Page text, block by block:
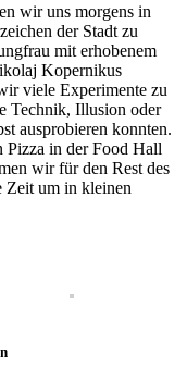
wir uns morgens in
der Stadt zu
mit erhobenem
Kopernikus
viele Experimente zu
Technik, Illusion oder
ausprobieren konnten.
Pizza in der Food Hall
wir für den Rest des
Zeit um in kleinen